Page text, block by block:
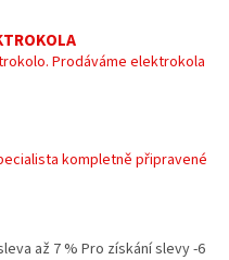
Prodáváme elektrokola
kompletně připravené
až 7 % Pro získání slevy -6